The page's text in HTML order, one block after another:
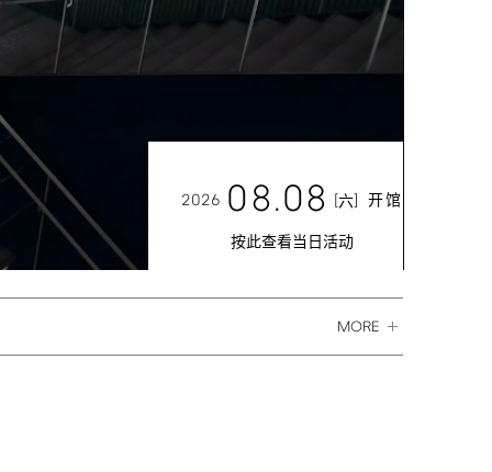
2026 08.08 [六] 开馆
按此查看当日活动
MORE